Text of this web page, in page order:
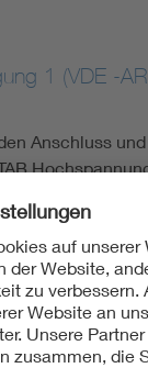
1 (VDE -
Anschluss